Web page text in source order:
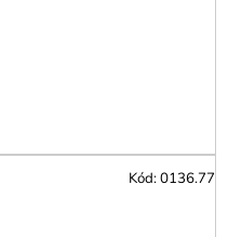
Kód:0136.77